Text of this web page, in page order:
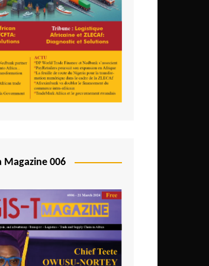
Magazine 006